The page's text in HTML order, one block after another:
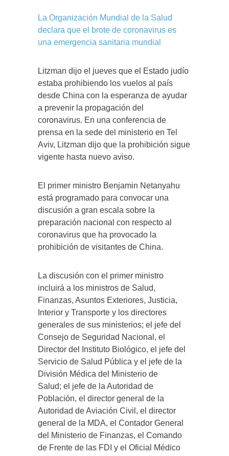
La Organización Mundial de la Salud
declara que el brote de coronavirus es
una emergencia sanitaria mundial
Litzman dijo el jueves que el Estado judío
estaba prohibiendo los vuelos al país
desde China con la esperanza de ayudar
a prevenir la propagación del
coronavirus. En una conferencia de
prensa en la sede del ministerio en Tel
Aviv, Litzman dijo que la prohibición sigue
vigente hasta nuevo aviso.
El primer ministro Benjamin Netanyahu
está programado para convocar una
discusión a gran escala sobre la
preparación nacional con respecto al
coronavirus que ha provocado la
prohibición de visitantes de China.
La discusión con el primer ministro
incluirá a los ministros de Salud,
Finanzas, Asuntos Exteriores, Justicia,
Interior y Transporte y los directores
generales de sus ministerios; el jefe del
Consejo de Seguridad Nacional, el
Director del Instituto Biológico, el jefe del
Servicio de Salud Pública y el jefe de la
División Médica del Ministerio de
Salud; el jefe de la Autoridad de
Población, el director general de la
Autoridad de Aviación Civil, el director
general de la MDA, el Contador General
del Ministerio de Finanzas, el Comando
de Frente de las FDI y el Oficial Médico